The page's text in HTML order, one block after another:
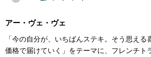
アー・ヴェ・ヴェ
「今の自分が、いちばんステキ。そう思える
価格で届けていく」をテーマに、フレンチト